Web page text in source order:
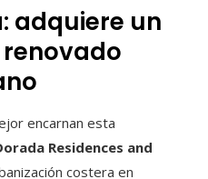
adquiere un
encarnan esta
Residences and
costera en